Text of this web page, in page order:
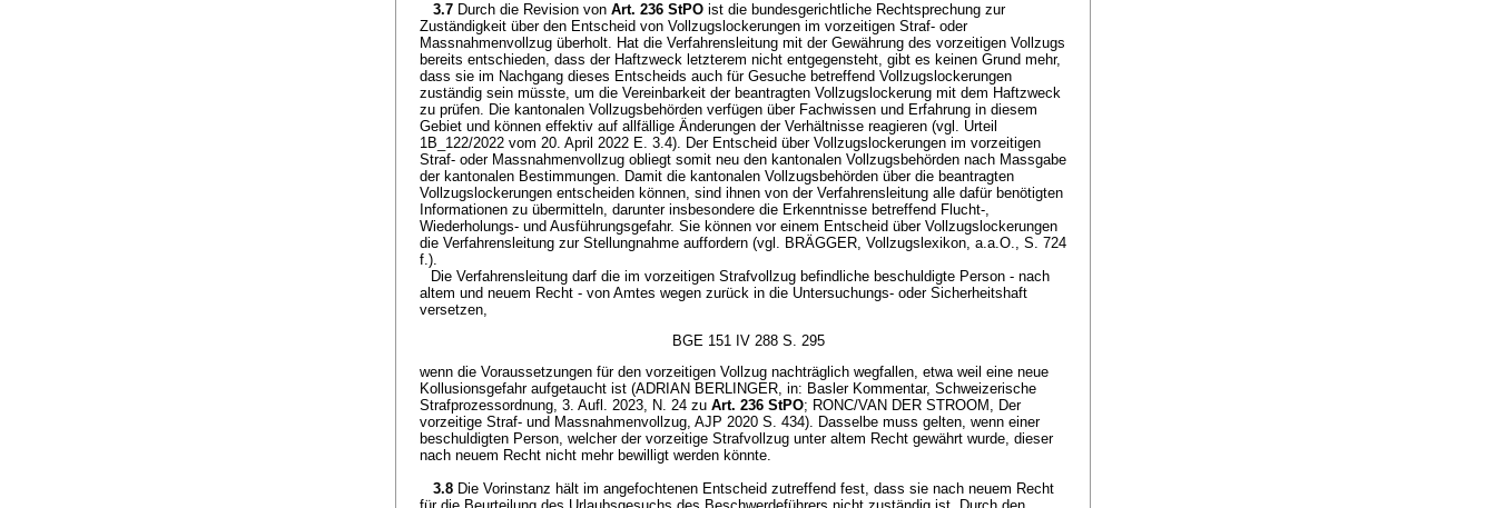
3.7 Durch die Revision von Art. 236 StPO ist die bundesgerichtliche Rechtsprechung zur
Zuständigkeit über den Entscheid von Vollzugslockerungen im vorzeitigen Straf- oder
Massnahmenvollzug überholt. Hat die Verfahrensleitung mit der Gewährung des vorzeitigen Vollzugs
bereits entschieden, dass der Haftzweck letzterem nicht entgegensteht, gibt es keinen Grund mehr,
dass sie im Nachgang dieses Entscheids auch für Gesuche betreffend Vollzugslockerungen
zuständig sein müsste, um die Vereinbarkeit der beantragten Vollzugslockerung mit dem Haftzweck
zu prüfen. Die kantonalen Vollzugsbehörden verfügen über Fachwissen und Erfahrung in diesem
Gebiet und können effektiv auf allfällige Änderungen der Verhältnisse reagieren (vgl. Urteil
1B_122/2022 vom 20. April 2022 E. 3.4). Der Entscheid über Vollzugslockerungen im vorzeitigen
Straf- oder Massnahmenvollzug obliegt somit neu den kantonalen Vollzugsbehörden nach Massgabe
der kantonalen Bestimmungen. Damit die kantonalen Vollzugsbehörden über die beantragten
Vollzugslockerungen entscheiden können, sind ihnen von der Verfahrensleitung alle dafür benötigten
Informationen zu übermitteln, darunter insbesondere die Erkenntnisse betreffend Flucht-,
Wiederholungs- und Ausführungsgefahr. Sie können vor einem Entscheid über Vollzugslockerungen
die Verfahrensleitung zur Stellungnahme auffordern (vgl. BRÄGGER, Vollzugslexikon, a.a.O., S. 724
f.).
Die Verfahrensleitung darf die im vorzeitigen Strafvollzug befindliche beschuldigte Person - nach
altem und neuem Recht - von Amtes wegen zurück in die Untersuchungs- oder Sicherheitshaft
versetzen,
BGE 151 IV 288 S. 295
wenn die Voraussetzungen für den vorzeitigen Vollzug nachträglich wegfallen, etwa weil eine neue
Kollusionsgefahr aufgetaucht ist (ADRIAN BERLINGER, in: Basler Kommentar, Schweizerische
Strafprozessordnung, 3. Aufl. 2023, N. 24 zu Art. 236 StPO; RONC/VAN DER STROOM, Der
vorzeitige Straf- und Massnahmenvollzug, AJP 2020 S. 434). Dasselbe muss gelten, wenn einer
beschuldigten Person, welcher der vorzeitige Strafvollzug unter altem Recht gewährt wurde, dieser
nach neuem Recht nicht mehr bewilligt werden könnte.
3.8 Die Vorinstanz hält im angefochtenen Entscheid zutreffend fest, dass sie nach neuem Recht